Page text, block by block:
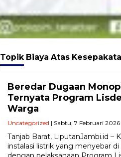
Topik Biaya Atas
Beredar Dugaan
Ternyata Program
Warga
Uncategorized | Sabtu, 7 Februari 2026
‎Tanjab Barat, LiputanJambi.id –
instalasi listrik yang menyebar